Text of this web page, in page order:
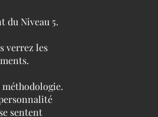
du Niveau 5.
verrez les
sentent